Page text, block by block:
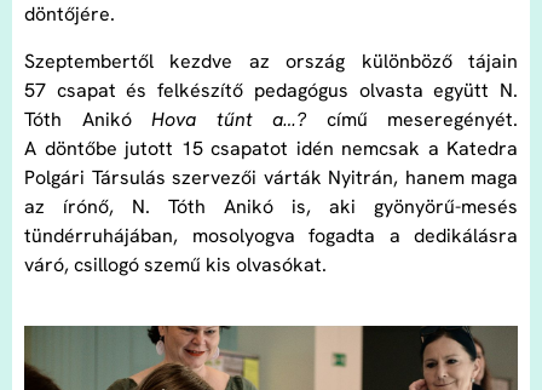
döntőjére.
Szeptembertől kezdve az ország különböző tájain
57 csapat és felkészítő pedagógus olvasta együtt N.
Tóth AnikóHova tűnt a…? című meseregényét.
A döntőbe jutott 15 csapatot idén nemcsak a Katedra
Polgári Társulás szervezői várták Nyitrán, hanem maga
az írónő, N. Tóth Anikó is, aki gyönyörű-mesés
tündérruhájában, mosolyogva fogadta a dedikálásra
váró, csillogó szemű kis olvasókat.